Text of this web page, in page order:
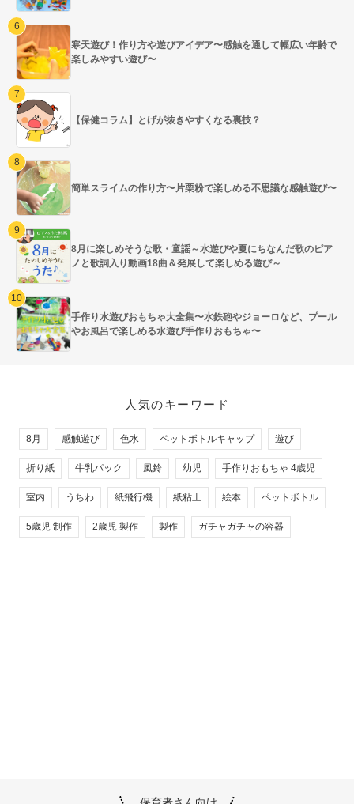
寒天遊び！作り方や遊びアイデア〜感触を通して幅広い年齢で
楽しみやすい遊び〜
【保健コラム】とげが抜きやすくなる裏技？
簡単スライムの作り方〜片栗粉で楽しめる不思議な感触遊び〜
8月に楽しめそうな歌・童謡～水遊びや夏にちなんだ歌のピア
ノと歌詞入り動画18曲＆発展して楽しめる遊び～
手作り水遊びおもちゃ大全集〜水鉄砲やジョーロなど、プール
やお風呂で楽しめる水遊び手作りおもちゃ〜
人気のキーワード
8月 感触遊び 色水 ペットボトルキャップ 遊び
折り紙 牛乳パック 風鈴 幼児 手作りおもちゃ 4歳児
室内 うちわ 紙飛行機 紙粘土 絵本 ペットボトル
5歳児 制作 2歳児 製作 製作 ガチャガチャの容器